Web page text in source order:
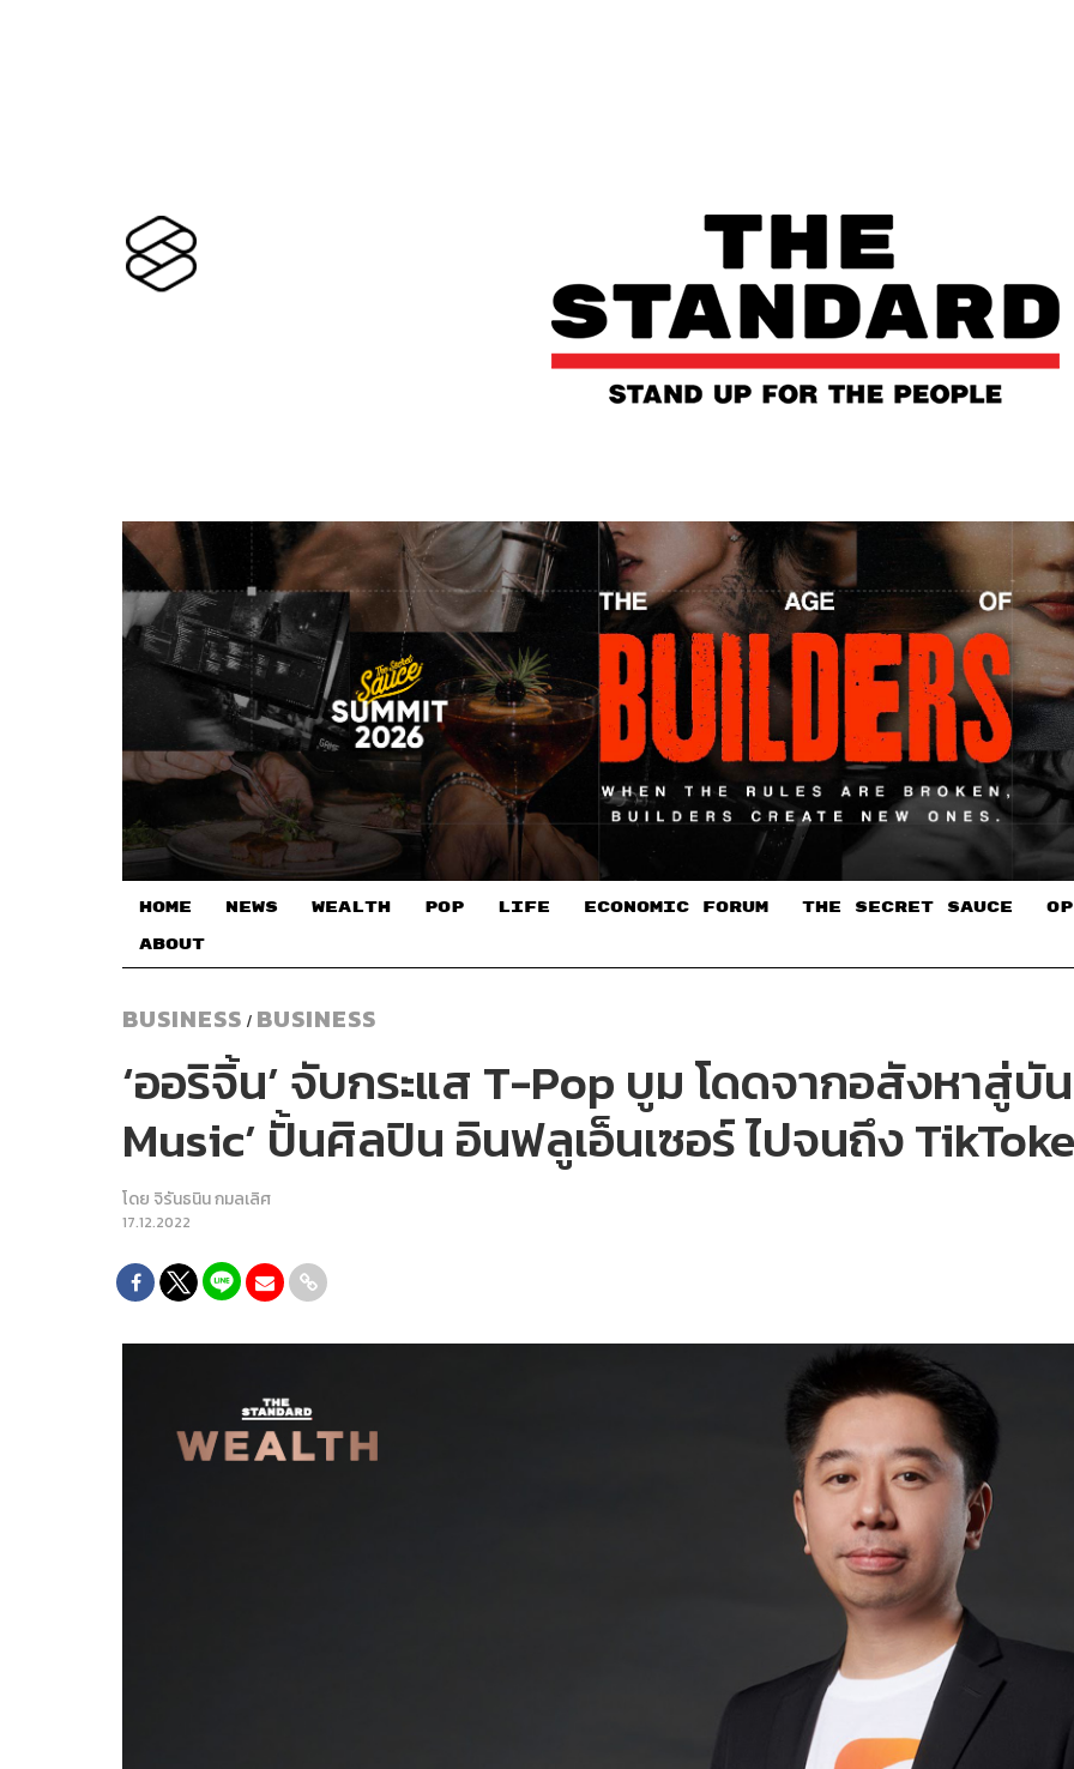
HOME NEWS WEALTH POP LIFE ECONOMIC FORUM THE SECRET SAUCE​
ABOUT
BUSINESS / BUSINESS
‘ออริจิ้น’ จับกระแส T-Pop บูม โดดจากอสังหาสู่บั
Music’ ปั้นศิลปิน อินฟลูเอ็นเซอร์ ไปจนถึง
โดย จิรันธนิน กมลเลิศ
17.12.2022